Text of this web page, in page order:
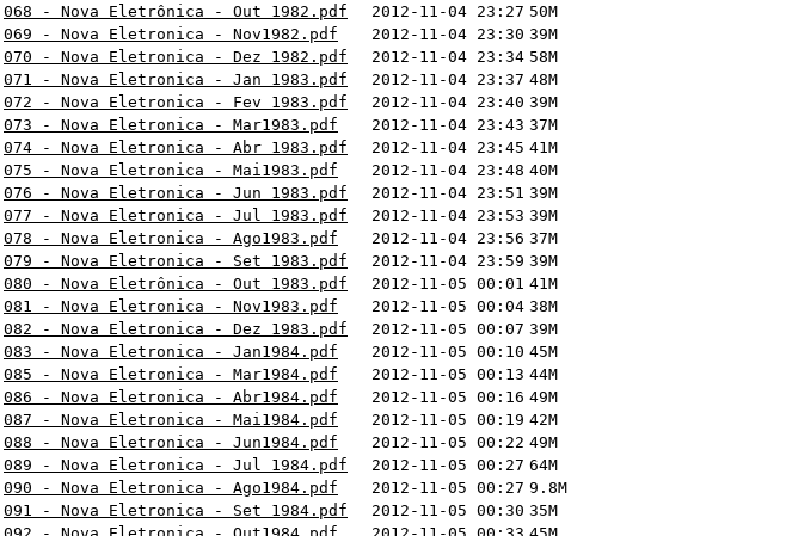
068 - Nova Eletrônica - Out 1982.pdf
2012-11-04 23:27 50M
069 - Nova Eletronica - Nov1982.pdf
2012-11-04 23:30 39M
070 - Nova Eletronica - Dez 1982.pdf
2012-11-04 23:34 58M
071 - Nova Eletronica - Jan 1983.pdf
2012-11-04 23:37 48M
072 - Nova Eletronica - Fev 1983.pdf
2012-11-04 23:40 39M
073 - Nova Eletronica - Mar1983.pdf
2012-11-04 23:43 37M
074 - Nova Eletronica - Abr 1983.pdf
2012-11-04 23:45 41M
075 - Nova Eletronica - Mai1983.pdf
2012-11-04 23:48 40M
076 - Nova Eletronica - Jun 1983.pdf
2012-11-04 23:51 39M
077 - Nova Eletronica - Jul 1983.pdf
2012-11-04 23:53 39M
078 - Nova Eletronica - Ago1983.pdf
2012-11-04 23:56 37M
079 - Nova Eletronica - Set 1983.pdf
2012-11-04 23:59 39M
080 - Nova Eletrônica - Out 1983.pdf
2012-11-05 00:01 41M
081 - Nova Eletronica - Nov1983.pdf
2012-11-05 00:04 38M
082 - Nova Eletronica - Dez 1983.pdf
2012-11-05 00:07 39M
083 - Nova Eletronica - Jan1984.pdf
2012-11-05 00:10 45M
085 - Nova Eletronica - Mar1984.pdf
2012-11-05 00:13 44M
086 - Nova Eletronica - Abr1984.pdf
2012-11-05 00:16 49M
087 - Nova Eletronica - Mai1984.pdf
2012-11-05 00:19 42M
088 - Nova Eletronica - Jun1984.pdf
2012-11-05 00:22 49M
089 - Nova Eletronica - Jul 1984.pdf
2012-11-05 00:27 64M
090 - Nova Eletronica - Ago1984.pdf
2012-11-05 00:27 9.8M
091 - Nova Eletronica - Set 1984.pdf
2012-11-05 00:30 35M